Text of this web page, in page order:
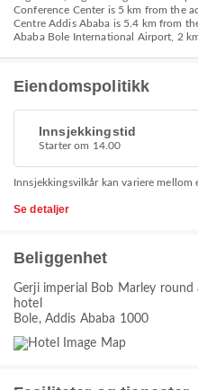
Conference Center is 5 km from the
Centre Addis Ababa is 5.4 km from
Ababa Bole International Airport, 2
Eiendomspolitikk
Innsjekkingstid
Starter om 14.00
Innsjekkingsvilkår kan variere
Se detaljer
Beliggenhet
Gerji imperial Bob Marley
hotel
Bole, Addis Ababa 1000